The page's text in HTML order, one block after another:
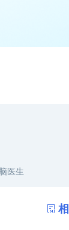
修复
医生